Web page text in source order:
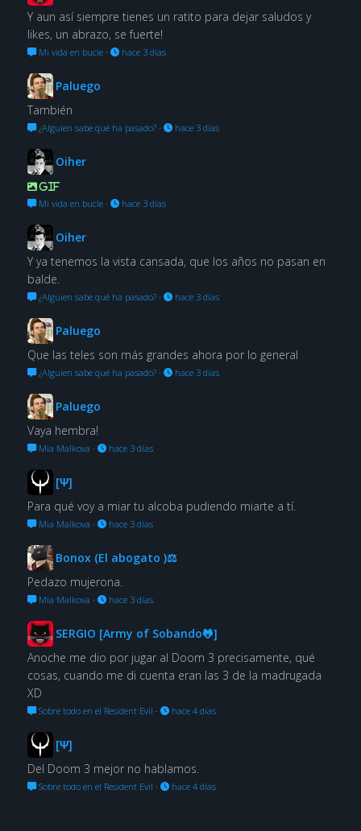
Y aun así siempre tienes un ratito para dejar saludos y
likes, un abrazo, se fuerte!
Mi vida en bucle· hace 3 días
Paluego
También
¿Alguien sabe qué ha pasado?· hace 3 días
Oiher
GIF
Mi vida en bucle· hace 3 días
Oiher
Y ya tenemos la vista cansada, que los años no pasan en
balde.
¿Alguien sabe qué ha pasado?· hace 3 días
Paluego
Que las teles son más grandes ahora por lo general
¿Alguien sabe qué ha pasado?· hace 3 días
Paluego
Vaya hembra!
Mia Malkova · hace 3 días
[Ψ]
Para qué voy a miar tu alcoba pudiendo miarte a tí.
Mia Malkova · hace 3 días
Bonox (El abogato )⚖
Pedazo mujerona.
Mia Malkova · hace 3 días
SERGIO [Army of Sobando🐸]
Anoche me dio por jugar al Doom 3 precisamente, qué
cosas, cuando me di cuenta eran las 3 de la madrugada
XD
Sobre todo en el Resident Evil · hace 4 días
[Ψ]
Del Doom 3 mejor no hablamos.
Sobre todo en el Resident Evil · hace 4 días